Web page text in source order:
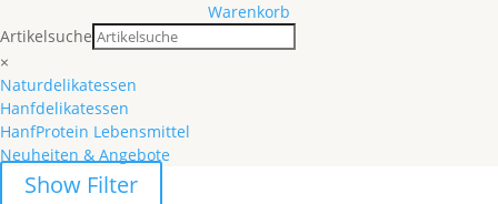
Warenkorb
Artikelsuche
×
Naturdelikatessen
Hanfdelikatessen
HanfProtein Lebensmittel
Neuheiten & Angebote
Show Filter